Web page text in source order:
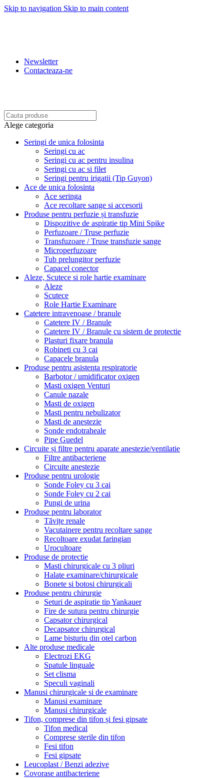
Skip to navigation Skip to main content
Newsletter
Contacteaza-ne
Alege categoria
Seringi de unica folosinta
Seringi cu ac
Seringi cu ac pentru insulina
Seringi cu ac si filet
Seringi pentru irigatii (Tip Guyon)
Ace de unica folosinta
Ace seringa
Ace recoltare sange si accesorii
Produse pentru perfuzie și transfuzie
Dispozitive de aspiratie tip Mini Spike
Perfuzoare / Truse perfuzie
Transfuzoare / Truse transfuzie sange
Microperfuzoare
Tub prelungitor perfuzie
Capacel conector
Aleze, Scutece si role hartie examinare
Aleze
Scutece
Role Hartie Examinare
Catetere intravenoase / branule
Catetere IV / Branule
Catetere IV / Branule cu sistem de protectie
Plasturi fixare branula
Robineti cu 3 cai
Capacele branula
Produse pentru asistenta respiratorie
Barbotor / umidificator oxigen
Masti oxigen Venturi
Canule nazale
Masti de oxigen
Masti pentru nebulizator
Masti de anestezie
Sonde endotraheale
Pipe Guedel
Circuite și filtre pentru aparate anestezie/ventilatie
Filtre antibacteriene
Circuite anestezie
Produse pentru urologie
Sonde Foley cu 3 cai
Sonde Foley cu 2 cai
Pungi de urina
Produse pentru laborator
Tăvițe renale
Vacutainere pentru recoltare sange
Recoltoare exudat faringian
Urocultoare
Produse de protectie
Masti chirurgicale cu 3 pliuri
Halate examinare/chirurgicale
Bonete si botosi chirurgicali
Produse pentru chirurgie
Seturi de aspiratie tip Yankauer
Fire de sutura pentru chirurgie
Capsator chirurgical
Decapsator chirurgical
Lame bisturiu din otel carbon
Alte produse medicale
Electrozi EKG
Spatule linguale
Set clisma
Speculi vaginali
Manusi chirurgicale si de examinare
Manusi examinare
Manusi chirurgicale
Tifon, comprese din tifon și fesi gipsate
Tifon medical
Comprese sterile din tifon
Fesi tifon
Fesi gipsate
Leucoplast / Benzi adezive
Covorase antibacteriene